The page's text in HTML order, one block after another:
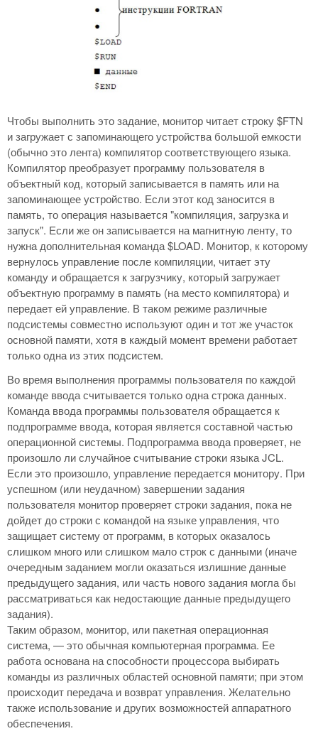
Чтобы выполнить это задание, монитор читает строку $FTN
и загружает с запоминающего устройства большой емкости
(обычно это лента) компилятор соответствующего языка.
Компилятор преобразует программу пользователя в
объектный код, который записывается в память или на
запоминающее устройство. Если этот код заносится в
память, то операция называется "компиляция, загрузка и
запуск". Если же он записывается на магнитную ленту, то
нужна дополнительная команда $LOAD. Монитор, к которому
вернулось управление после компиляции, читает эту
команду и обращается к загрузчику, который загружает
объектную программу в память (на место компилятора) и
передает ей управление. В таком режиме различные
подсистемы совместно используют один и тот же участок
основной памяти, хотя в каждый момент времени работает
только одна из этих подсистем.
Во время выполнения программы пользователя по каждой
команде ввода считывается только одна строка данных.
Команда ввода программы пользователя обращается к
подпрограмме ввода, которая является составной частью
операционной системы. Подпрограмма ввода проверяет, не
произошло ли случайное считывание строки языка JCL.
Если это произошло, управление передается монитору. При
успешном (или неудачном) завершении задания
пользователя монитор проверяет строки задания, пока не
дойдет до строки с командой на языке управления, что
защищает систему от программ, в которых оказалось
слишком много или слишком мало строк с данными (иначе
очередным заданием могли оказаться излишние данные
предыдущего задания, или часть нового задания могла бы
рассматриваться как недостающие данные предыдущего
задания).
Таким образом, монитор, или пакетная операционная
система, — это обычная компьютерная программа. Ее
работа основана на способности процессора выбирать
команды из различных областей основной памяти; при этом
происходит передача и возврат управления. Желательно
также использование и других возможностей аппаратного
обеспечения.